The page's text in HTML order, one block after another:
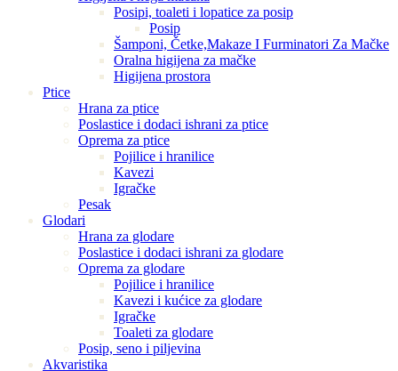
Posipi, toaleti i lopatice za posip
Posip
Šamponi, Četke,Makaze I Furminatori Za Mačke
Oralna higijena za mačke
Higijena prostora
Ptice
Hrana za ptice
Poslastice i dodaci ishrani za ptice
Oprema za ptice
Pojilice i hranilice
Kavezi
Igračke
Pesak
Glodari
Hrana za glodare
Poslastice i dodaci ishrani za glodare
Oprema za glodare
Pojilice i hranilice
Kavezi i kućice za glodare
Igračke
Toaleti za glodare
Posip, seno i piljevina
Akvaristika